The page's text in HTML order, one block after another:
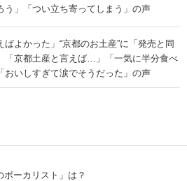
う」「つい立ち寄ってしまう」の声
ばよかった」“京都のお土産”に「発売と同
「京都土産と言えば…」「一気に半分食べ
おいしすぎて涙でそうだった」の声
ーカリスト」は？